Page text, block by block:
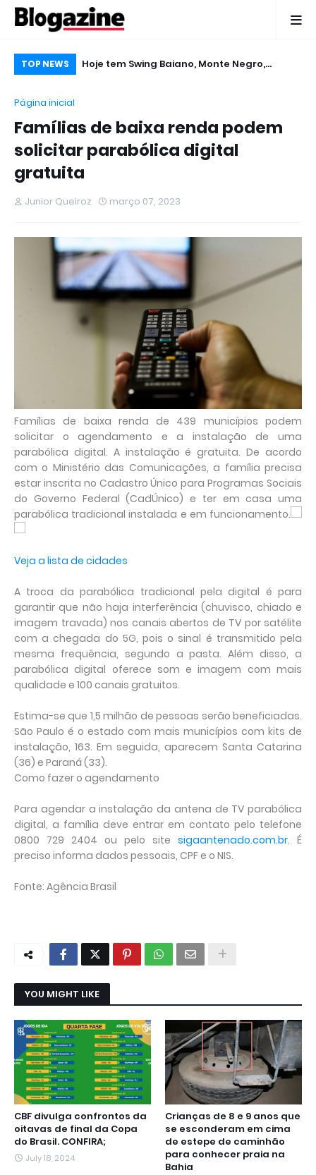
TOP NEWS
Hoje tem Swing Baiano, Monte Negro,
Página inicial
Famílias de baixa renda podem
solicitar parabólica digital
gratuita
Junior Queiroz março 07, 2023
Famílias de baixa renda de 439 municípios podem
solicitar o agendamento e a instalação de uma
parabólica digital. A instalação é gratuita. De acordo
com o Ministério das Comunicações, a família precisa
estar inscrita no Cadastro Único para Programas Sociais
do Governo Federal (CadÚnico) e ter em casa uma
parabólica tradicional instalada e em funcionamento.
Veja a lista de cidades
A troca da parabólica tradicional pela digital é para
garantir que não haja interferência (chuvisco, chiado e
imagem travada) nos canais abertos de TV por satélite
com a chegada do 5G, pois o sinal é transmitido pela
mesma frequência, segundo a pasta. Além disso, a
parabólica digital oferece som e imagem com mais
qualidade e 100 canais gratuitos.
Estima-se que 1,5 milhão de pessoas serão beneficiadas.
São Paulo é o estado com mais municípios com kits de
instalação, 163. Em seguida, aparecem Santa Catarina
(36) e Paraná (33).
Como fazer o agendamento
Para agendar a instalação da antena de TV parabólica
digital, a família deve entrar em contato pelo telefone
0800 729 2404 ou pelo site sigaantenado.com.br. É
preciso informa dados pessoais, CPF e o NIS.
Fonte: Agência Brasil
YOU MIGHT LIKE
CBF divulga confrontos da
oitavas de final da Copa
do Brasil. CONFIRA;
July 18, 2024
Crianças de 8 e 9 anos que
se esconderam em cima
de estepe de caminhão
para conhecer praia na
Bahia